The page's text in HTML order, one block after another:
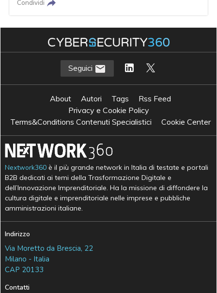
Condividi
Seguici
About Autori Tags
Rss Feed
Privacy e Cookie Policy
Terms&Conditions Contenuti Specialistici
Cookie Center
Nextwork360 è il più grande network in Italia di testate e portali
B2B dedicati ai temi della Trasformazione Digitale e
dell’Innovazione Imprenditoriale. Ha la missione di diffondere la
cultura digitale e imprenditoriale nelle imprese e pubbliche
amministrazioni italiane.
Indirizzo
Via Moretto da Brescia, 22
Milano - Italia
CAP 20133
Contatti